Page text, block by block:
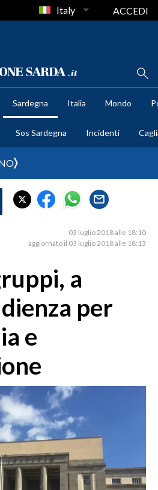
Italy ACCEDI
Sardegna Italia Mondo
Sos Sardegna Incidenti
03 luglio 2018 alle 18:10
aggiornato il 03 luglio 2018 alle 18:13
a
per
e